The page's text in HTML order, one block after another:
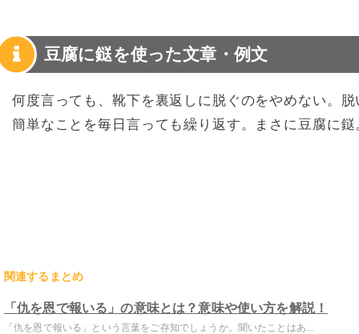
豆腐に鎹を使った文章・例文
何度言っても、靴下を裏返しに脱ぐのをやめない。
簡単なことを毎日言っても繰り返す。まさに豆腐に
関連するまとめ
「仇を恩で報いる」の意味とは？意味や使い方を解説！
「仇を恩で報いる」という言葉をご存知でしょうか。聞いたことはあ...